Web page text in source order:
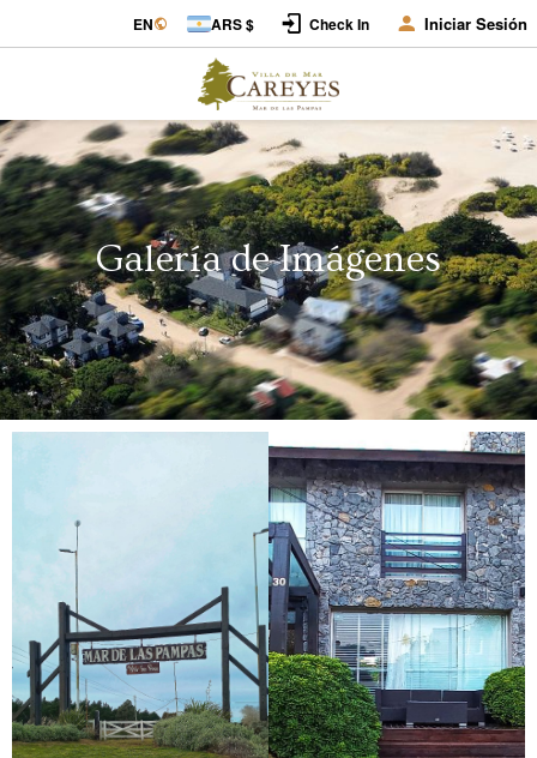
EN ARS $ Check In Iniciar Sesión
Galería de Imágenes